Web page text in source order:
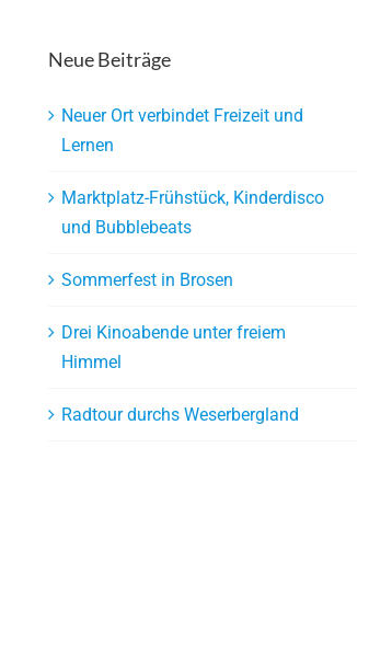
Neue Beiträge
Neuer Ort verbindet Freizeit und
Lernen
Marktplatz-Frühstück, Kinderdisco
und Bubblebeats
Sommerfest in Brosen
Drei Kinoabende unter freiem
Himmel
Radtour durchs Weserbergland